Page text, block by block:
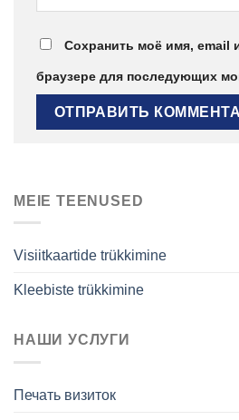
Сохранить моё имя, email
браузере для последующих
MEIE TEENUSED
Visiitkaartide trükkimine
Kleebiste trükkimine
НАШИ УСЛУГИ
Печать визиток